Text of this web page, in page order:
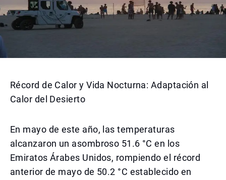
Récord de Calor y Vida Nocturna: Adaptación al
Calor del Desierto
En mayo de este año, las temperaturas
alcanzaron un asombroso 51.6 °C en los
Emiratos Árabes Unidos, rompiendo el récord
anterior de mayo de 50.2 °C establecido en